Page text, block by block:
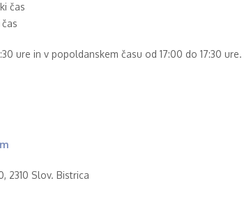
čas
ure in v popoldanskem času od 17:00 do 17:30 ure.
2310 Slov. Bistrica